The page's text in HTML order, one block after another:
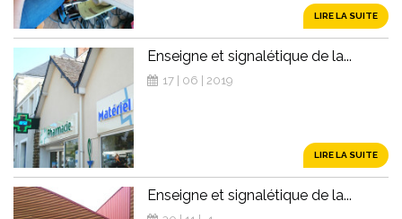
LIRE LA SUITE
Enseigne et signalétique de la...
17 | 06 | 2019
LIRE LA SUITE
Enseigne et signalétique de la...